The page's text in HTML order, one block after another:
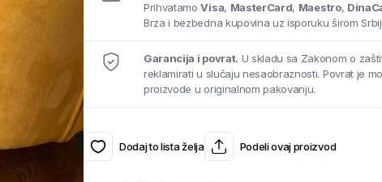
PrihvatamoVisa, MasterCard, Maestro,
Brza i bezbedna kupovina uz isporuku širom
Garancija i povrat. U skladu sa Zakonom o
reklamirati u slučaju nesaobraznosti. Povrat je
proizvode u originalnom pakovanju.
Dodaj to lista želja Podeli ovaj proizvod